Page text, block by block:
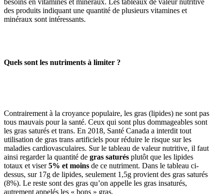
besoins en vitamines et minéraux. Les tableaux de valeur nutritive
des produits indiquant une quantité de plusieurs vitamines et
minéraux sont intéressants.
Quels sont les nutriments à limiter ?
Contrairement à la croyance populaire, les gras (lipides) ne sont pas
tous mauvais pour la santé. Ceux qui sont plus dommageables sont
les gras saturés et trans. En 2018, Santé Canada a interdit tout
utilisation de gras trans artificiels pour réduire le risque sur les
maladies cardiovasculaires. Sur le tableau de valeur nutritive, il faut
ainsi regarder la quantité de gras saturés plutôt que les lipides
totaux et viser5% et moins de ce nutriment. Dans le tableau ci-
dessus, sur 17g de lipides, seulement 1,5g provient des gras saturés
(8%). Le reste sont des gras qu’on appelle les gras insaturés,
autrement appelés les « bons » gras.